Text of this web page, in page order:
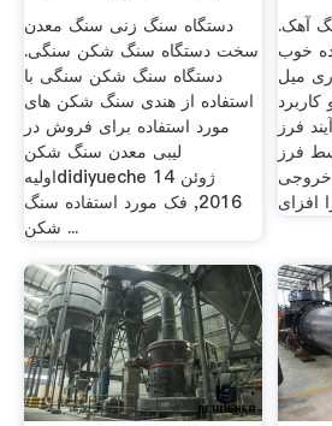
دستگاه سنگ زنی سنگ معدن
سخت دستگاه سنگ شکن سنگی.
دستگاه سنگ شکن سنگی با
استفاده از هندی سنگ شکن های
مورد استفاده برای فروش در
لیبی معدن سنگ شکن
اولیهdidiyueche 14 ژوئن
2016, فک مورد استفاده سنگ
شکن ...
آهک.
خوب
میل
کاربرد
فرز
فرز
خروجی
افزای